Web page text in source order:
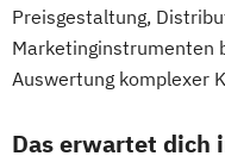
Preisgestaltung,
Marketinginstrumenten
Auswertung komplexer
Das erwartet dich